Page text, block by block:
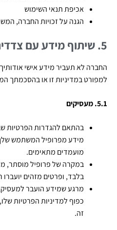
אכיפת תנאי השימוש
הגנה על זכויות החברה,
5. שיתוף מידע עם צדדים שלישיים
החברה לא תעביר מידע אישי
למפורט במדיניות זו או בהסכמתך
5.1. מעסיקים
בהתאם להגדרות הפרטיות
מידע מפרופיל המשתמש
מועמדים מתאימים.
במקרה של פרופיל מוסתר,
בלבד, ופרטים מזהים
מרגע שמידע הועבר
כפוף למדיניות הפרטיות
זה.